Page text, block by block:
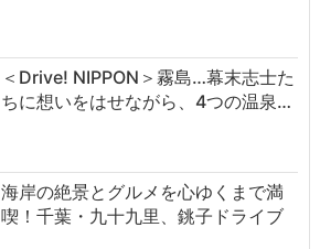
＜Drive! NIPPON＞霧島…幕末志士た
ちに想いをはせながら、4つの温泉…
海岸の絶景とグルメを心ゆくまで満
喫！千葉・九十九里、銚子ドライブ